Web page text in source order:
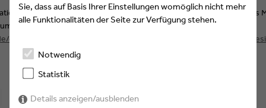
"Geschichte des Grafikdesigns. Band 2, 1960 bis heute" von Jens
Preis von €50 erhältlich. Weitere Informationen auf
catalogue/graphic_design/all/01177/
Sie, dass auf Basis Ihrer Einstellungen womöglich nicht mehr
alle Funktionalitäten der Seite zur Verfügung stehen.
Notwendig
Statistik
Details anzeigen/ausblenden